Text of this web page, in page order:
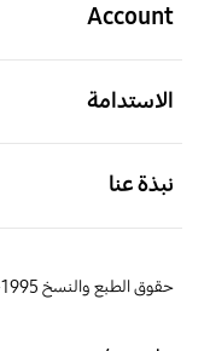
Account
الاستدامة
نبذة عنا
حقوق الطبع والنسخ 1995-2026 سامسونج. جميع الحقوق محفوظة.